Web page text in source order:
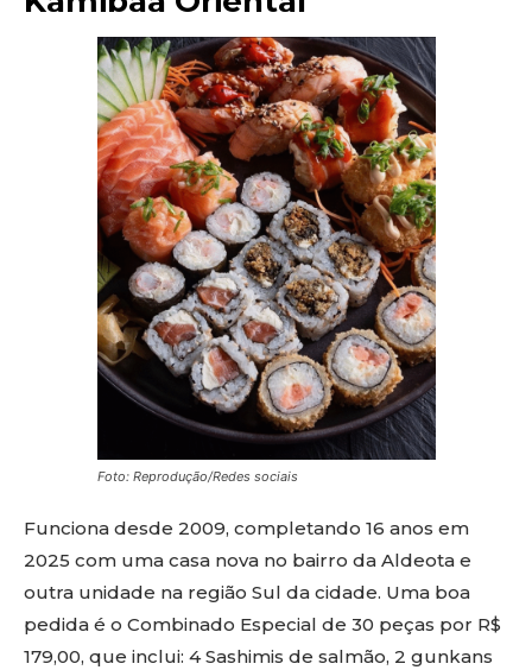
Foto: Reprodução/Redes sociais
Funciona desde 2009, completando 16 anos em
2025 com uma casa nova no bairro da Aldeota e
outra unidade na região Sul da cidade. Uma boa
pedida é o Combinado Especial de 30 peças por R$
179,00, que inclui: 4 Sashimis de salmão, 2 gunkans